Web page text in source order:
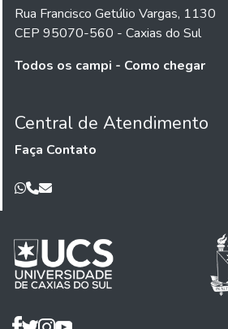
Rua Francisco Getúlio Vargas, 1130
CEP 95070-560 - Caxias do Sul
Todos os campi - Como chegar
Central de Atendimento
Faça Contato